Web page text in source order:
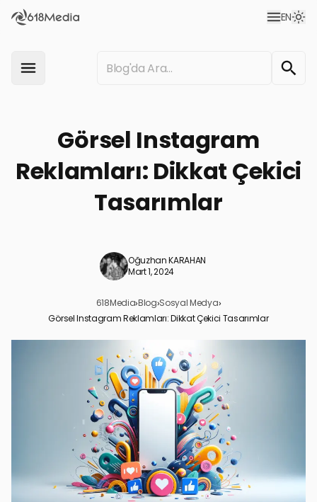
EN
Görsel Instagram
Reklamları: Dikkat Çekici
Tasarımlar
Oğuzhan KARAHAN
Mart 1, 2024
618Media›Blog›Sosyal Medya›
Görsel Instagram Reklamları: Dikkat Çekici Tasarımlar
Instagram Reklamlarının Temelleri
Görsel Tasarımın Önemi ve İpuçları
Hedef Kitle Analizi ve Segmentasyonu
Instagram Reklam Bütçesi ve Maliyet Yönetimi
Instagram Reklamlarında Etkileşim ve Dönüşüm Stratejileri
Instagram Reklamlarında Yaratıcılık ve Trendler
Instagram Reklamlarında Performans Analizi ve Optimizasyonu
Sonuç: Instagram Reklamlarında Başarıya Ulaşmanın Anahtarı
Instagram Reklamları: Sıkça Sorulan Sorular